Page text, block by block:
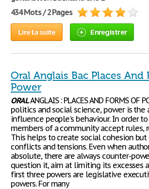
434 Mots / 2 Pages
Lire la suite Enregistrer
Oral Anglais Bac Places And
Power
ORALANGLAIS : PLACES AND FORMS OF
politics and social science, power is the
influence people's behaviour. In order
members of a community accept rules,
This helps to create social cohesion
conflicts and tensions. Even when
absolute, there are always counter-
question it, aim at limiting its excesses
first three powers are legislative
powers. For many